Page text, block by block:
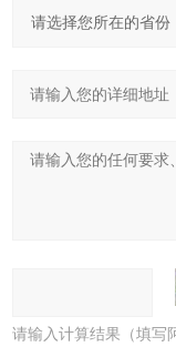
请输入计算结果（填写